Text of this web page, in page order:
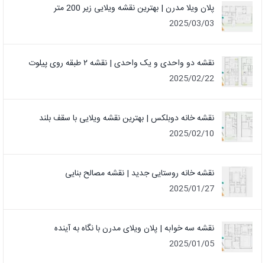
پلان ویلا مدرن | بهترین نقشه ویلایی زیر 200 متر
2025/03/03
نقشه دو واحدی و یک واحدی | نقشه ۲ طبقه روی پیلوت
2025/02/22
نقشه خانه دوبلکس | بهترین نقشه ویلایی با سقف بلند
2025/02/10
نقشه خانه روستایی جدید | نقشه مصالح بنایی
2025/01/27
نقشه سه خوابه | پلان ویلای مدرن با نگاه به آینده
2025/01/05